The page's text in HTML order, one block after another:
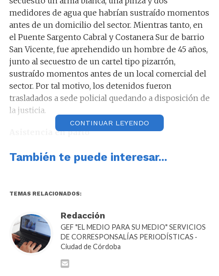
medidores de agua que habrían sustraído momentos
antes de un domicilio del sector. Mientras tanto, en
el Puente Sargento Cabral y Costanera Sur de barrio
San Vicente, fue aprehendido un hombre de 45 años,
junto al secuestro de un cartel tipo pizarrón,
sustraído momentos antes de un local comercial del
sector. Por tal motivo, los detenidos fueron
trasladados a sede policial quedando a disposición de
la justicia.
Asistencia en parto
ubicado en calle Aviador Locatelli al 914 de barrio
actuante procedió a colaborar con la mujer quien dio
hizo presente un servicio de emergencias quien
trasladado a la pequeña junto a su madre hasta el
Hospital Neonatal para una mejor valoración.
Persona fallecida
CONTINUAR LEYENDO
También te puede interesar...
TEMAS RELACIONADOS:
Redacción
GEF "EL MEDIO PARA SU MEDIO" SERVICIOS
DE CORRESPONSALÍAS PERIODÍSTICAS ·
Ciudad de Córdoba